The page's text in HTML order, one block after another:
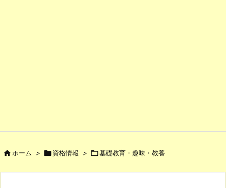
ホーム > 資格情報 > 基礎教育・趣味・教養